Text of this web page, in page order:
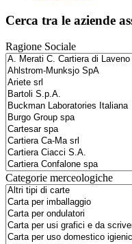
Cerca tra le aziende
Ragione Sociale
Categorie merceologiche